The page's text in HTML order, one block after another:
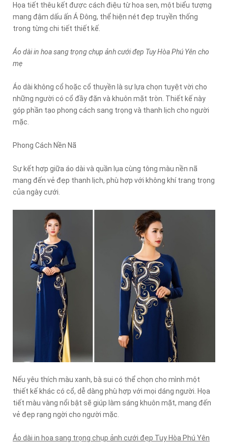
Họa tiết thêu kết được cách điệu từ hoa sen, một biểu tượng
mang đậm dấu ấn Á Đông, thể hiện nét đẹp truyền thống
trong từng chi tiết thiết kế.
Áo dài in hoa sang trọng chụp ảnh cưới đẹp Tuy Hòa Phú Yên cho
mẹ
Áo dài không cổ hoặc cổ thuyền là sự lựa chọn tuyệt vời cho
những người có cổ đầy đặn và khuôn mặt tròn. Thiết kế này
góp phần tạo phong cách sang trọng và thanh lịch cho người
mặc.
Phong Cách Nền Nã
Sự kết hợp giữa áo dài và quần lụa cùng tông màu nền nã
mang đến vẻ đẹp thanh lịch, phù hợp với không khí trang trọng
của ngày cưới.
Nếu yêu thích màu xanh, bà sui có thể chọn cho mình một
thiết kế khác có cổ, dễ dàng phù hợp với mọi dáng người. Họa
tiết màu vàng nổi bật sẽ giúp làm sáng khuôn mặt, mang đến
vẻ đẹp rạng ngời cho người mặc.
Áo dài in hoa sang trọng chụp ảnh cưới đẹp Tuy Hòa Phú Yên